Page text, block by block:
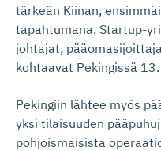
tärkeän Kiinan,
tapahtumana. Startup-
johtajat,
kohtaavat Pekingissä
Pekingiin lähtee myös
yksi tilaisuuden
pohjoismaisista